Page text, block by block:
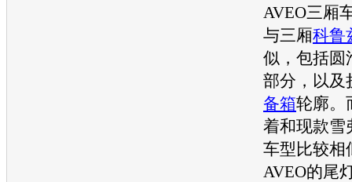
AVEO三厢
与三厢科鲁
似，包括圆
部分，以及
备箱轮廓。
着和现款雪
车型比较相
AVEO的尾